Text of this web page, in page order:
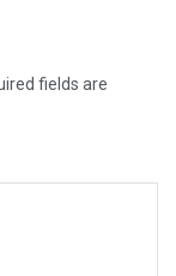
fields are